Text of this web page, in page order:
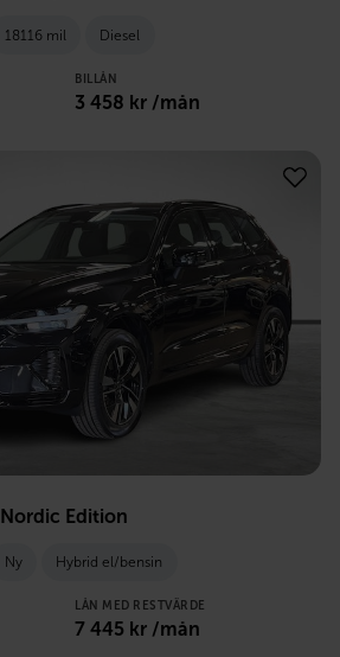
18116 mil Diesel
BILLÅN
3 458 kr /mån
Edition
Ny Hybrid el/bensin
LÅN MED RESTVÄRDE
7 445 kr /mån